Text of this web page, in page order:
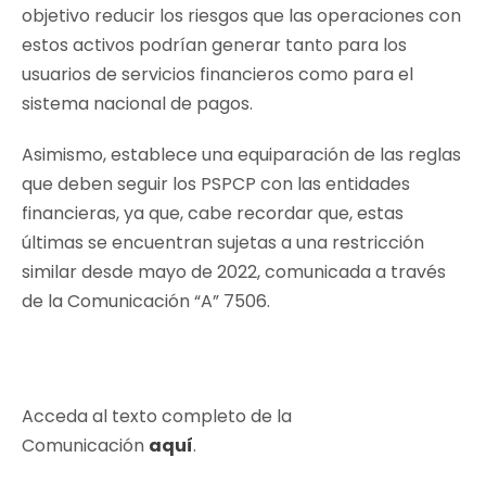
objetivo reducir los riesgos que las operaciones con
estos activos podrían generar tanto para los
usuarios de servicios financieros como para el
sistema nacional de pagos.
Asimismo, establece una equiparación de las reglas
que deben seguir los PSPCP con las entidades
financieras, ya que, cabe recordar que, estas
últimas se encuentran sujetas a una restricción
similar desde mayo de 2022, comunicada a través
de la Comunicación “A” 7506.
Acceda al texto completo de la
Comunicación aquí.